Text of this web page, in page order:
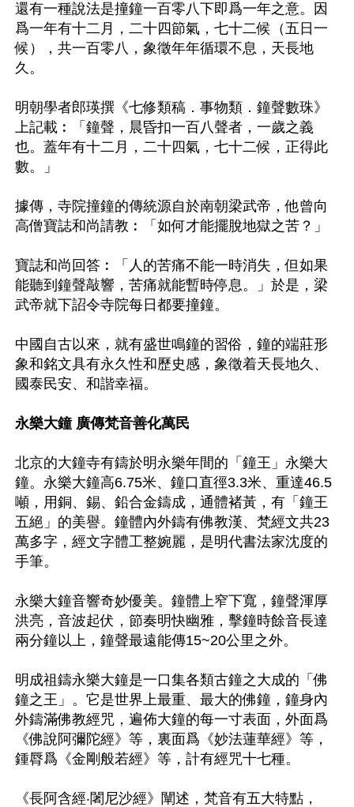
還有一種說法是撞鐘一百零八下即爲一年之意。因
爲一年有十二月，二十四節氣，七十二候（五日一
候），共一百零八，象徵年年循環不息，天長地
久。
明朝學者郎瑛撰《七修類稿．事物類．鐘聲數珠》
上記載︰「鐘聲，晨昏扣一百八聲者，一歲之義
也。蓋年有十二月，二十四氣，七十二候，正得此
數。」
據傳，寺院撞鐘的傳統源自於南朝梁武帝，他曾向
高僧寶誌和尚請教︰「如何才能擺脫地獄之苦？」
寶誌和尚回答︰「人的苦痛不能一時消失，但如果
能聽到鐘聲敲響，苦痛就能暫時停息。」於是，梁
武帝就下詔令寺院每日都要撞鐘。
中國自古以來，就有盛世鳴鐘的習俗，鐘的端莊形
象和銘文具有永久性和歷史感，象徵着天長地久、
國泰民安、和諧幸福。
永樂大鐘 廣傳梵音善化萬民
北京的大鐘寺有鑄於明永樂年間的「鐘王」永樂大
鐘。永樂大鐘高6.75米、鐘口直徑3.3米、重達46.5
噸，用銅、錫、鉛合金鑄成，通體褚黃，有「鐘王
五絕」的美譽。鐘體內外鑄有佛教漢、梵經文共23
萬多字，經文字體工整婉麗，是明代書法家沈度的
手筆。
永樂大鐘音響奇妙優美。鐘體上窄下寬，鐘聲渾厚
洪亮，音波起伏，節奏明快幽雅，擊鐘時餘音長達
兩分鐘以上，鐘聲最遠能傳15~20公里之外。
明成祖鑄永樂大鐘是一口集各類古鐘之大成的「佛
鐘之王」。它是世界上最重、最大的佛鐘，鐘身內
外鑄滿佛教經咒，遍佈大鐘的每一寸表面，外面爲
《佛說阿彌陀經》等，裏面爲《妙法蓮華經》等，
鍾脣爲《金剛般若經》等，計有經咒十七種。
《長阿含經‧闍尼沙經》闡述，梵音有五大特點，